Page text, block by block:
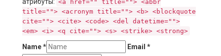
атрибуты: <a href="" title=""> <abbr
title=""> <acronym title=""> <b> <blockquote
cite=""> <cite> <code> <del datetime="">
<em> <i> <q cite=""> <s> <strike> <strong>
Name* Email *